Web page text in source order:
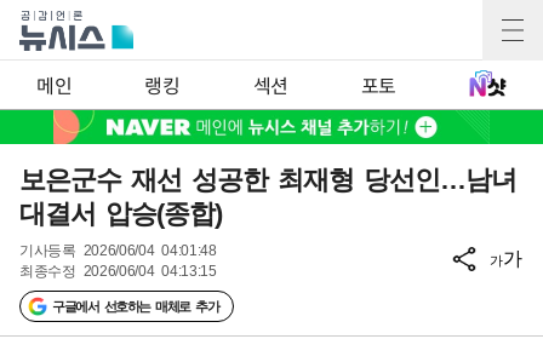
메인 랭킹 섹션 포토
보은군수 재선 성공한 최재형 당선인…남녀
대결서 압승(종합)
기사등록 2026/06/04 04:01:48
최종수정 2026/06/04 04:13:15
구글에서 선호하는 매체로 추가
가가